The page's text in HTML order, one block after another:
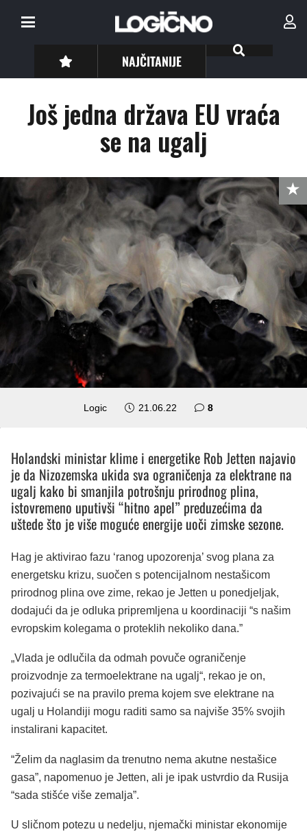
NAJČITANIJE
Još jedna država EU vraća
se na ugalj
Logic 21.06.22 8komentara
Holandski ministar klime i energetike Rob Jetten najavio
je da Nizozemska ukida sva ograničenja za elektrane na
ugalj kako bi smanjila potrošnju prirodnog plina,
istovremeno uputivši “hitno apel” preduzećima da
uštede što je više moguće energije uoči zimske sezone.
Hag je aktivirao fazu ‘ranog upozorenja’ svog plana za
energetsku krizu, suočen s potencijalnom nestašicom
prirodnog plina ove zime, rekao je Jetten u ponedjeljak,
dodajući da je odluka pripremljena u koordinaciji “s našim
evropskim kolegama o proteklih nekoliko dana.”
„Vlada je odlučila da odmah povuče ograničenje
proizvodnje za termoelektrane na ugalj“, rekao je on,
pozivajući se na pravilo prema kojem sve elektrane na
ugalj u Holandiji mogu raditi samo sa najviše 35% svojih
instalirani kapacitet.
“Želim da naglasim da trenutno nema akutne nestašice
gasa”, napomenuo je Jetten, ali je ipak ustvrdio da Rusija
“sada stišće više zemalja”.
U sličnom potezu u nedelju, njemački ministar ekonomije